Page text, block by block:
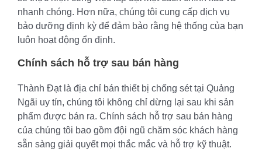
nhanh chóng. Hơn nữa, chúng tôi cung cấp dịch vụ
bảo dưỡng định kỳ để đảm bảo rằng hệ thống của bạn
luôn hoạt động ổn định.
Chính sách hỗ trợ sau bán hàng
Thành Đạt là địa chỉ bán thiết bị chống sét tại Quảng
Ngãi uy tín, chúng tôi không chỉ dừng lại sau khi sản
phẩm được bán ra. Chính sách hỗ trợ sau bán hàng
của chúng tôi bao gồm đội ngũ chăm sóc khách hàng
sẵn sàng giải quyết mọi thắc mắc và hỗ trợ kỹ thuật.